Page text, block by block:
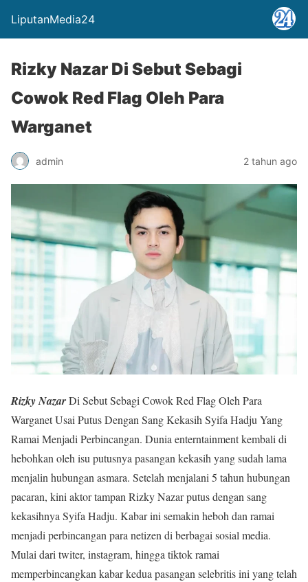
LiputanMedia24
Rizky Nazar Di Sebut Sebagi
Cowok Red Flag Oleh Para
Warganet
admin 2 tahun ago
Rizky NazarDi Sebut Sebagi Cowok Red Flag Oleh Para
Warganet Usai Putus Dengan Sang Kekasih Syifa Hadju Yang
Ramai Menjadi Perbincangan. Dunia enterntainment kembali di
hebohkan oleh isu putusnya pasangan kekasih yang sudah lama
menjalin hubungan asmara. Setelah menjalani 5 tahun hubungan
pacaran, kini aktor tampan Rizky Nazar putus dengan sang
kekasihnya Syifa Hadju. Kabar ini semakin heboh dan ramai
menjadi perbincangan para netizen di berbagai sosial media.
Mulai dari twiter, instagram, hingga tiktok ramai
memperbincangkan kabar kedua pasangan selebritis ini yang telah